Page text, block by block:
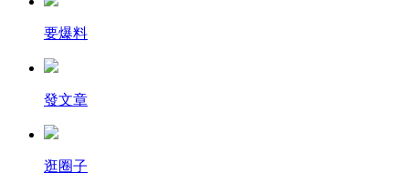
要爆料
發文章
逛圈子